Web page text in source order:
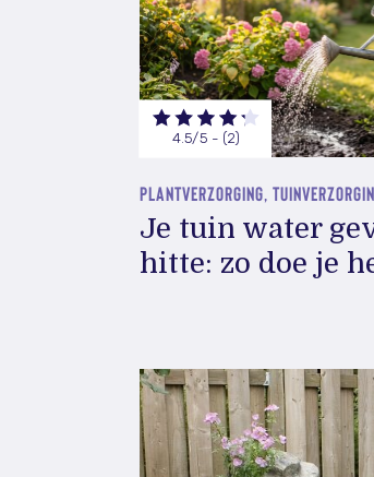
4.5/5 - (2)
PLANTVERZORGING,
Je tuin water
hitte: zo doe je